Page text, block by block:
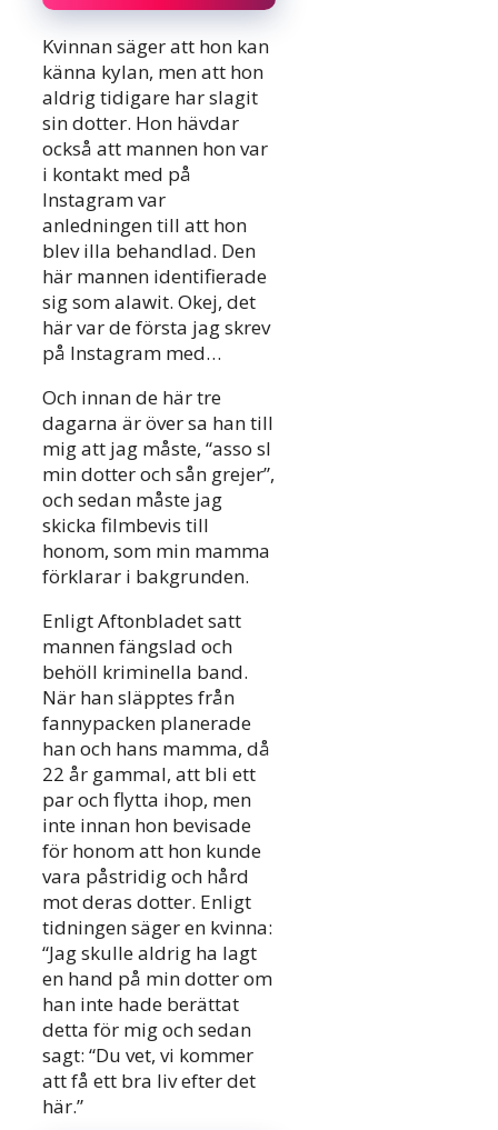
Kvinnan säger att hon kan
känna kylan, men att hon
aldrig tidigare har slagit
sin dotter. Hon hävdar
också att mannen hon var
i kontakt med på
Instagram var
anledningen till att hon
blev illa behandlad. Den
här mannen identifierade
sig som alawit. Okej, det
här var de första jag skrev
på Instagram med…
Och innan de här tre
dagarna är över sa han till
mig att jag måste, “asso sl
min dotter och sån grejer”,
och sedan måste jag
skicka filmbevis till
honom, som min mamma
förklarar i bakgrunden.
Enligt Aftonbladet satt
mannen fängslad och
behöll kriminella band.
När han släpptes från
fannypacken planerade
han och hans mamma, då
22 år gammal, att bli ett
par och flytta ihop, men
inte innan hon bevisade
för honom att hon kunde
vara påstridig och hård
mot deras dotter. Enligt
tidningen säger en kvinna:
“Jag skulle aldrig ha lagt
en hand på min dotter om
han inte hade berättat
detta för mig och sedan
sagt: “Du vet, vi kommer
att få ett bra liv efter det
här.”